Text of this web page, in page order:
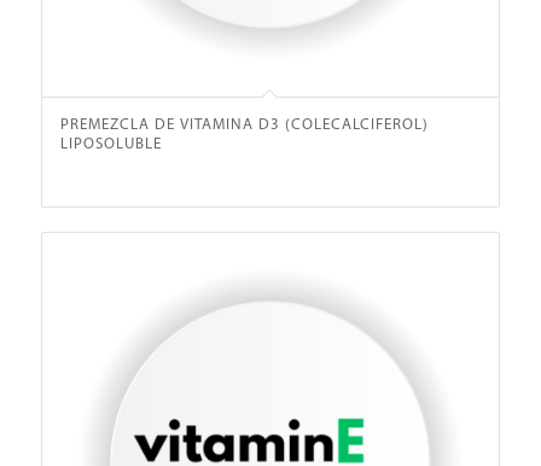
PREMEZCLA DE VITAMINA D3 (COLECALCIFEROL)
LIPOSOLUBLE